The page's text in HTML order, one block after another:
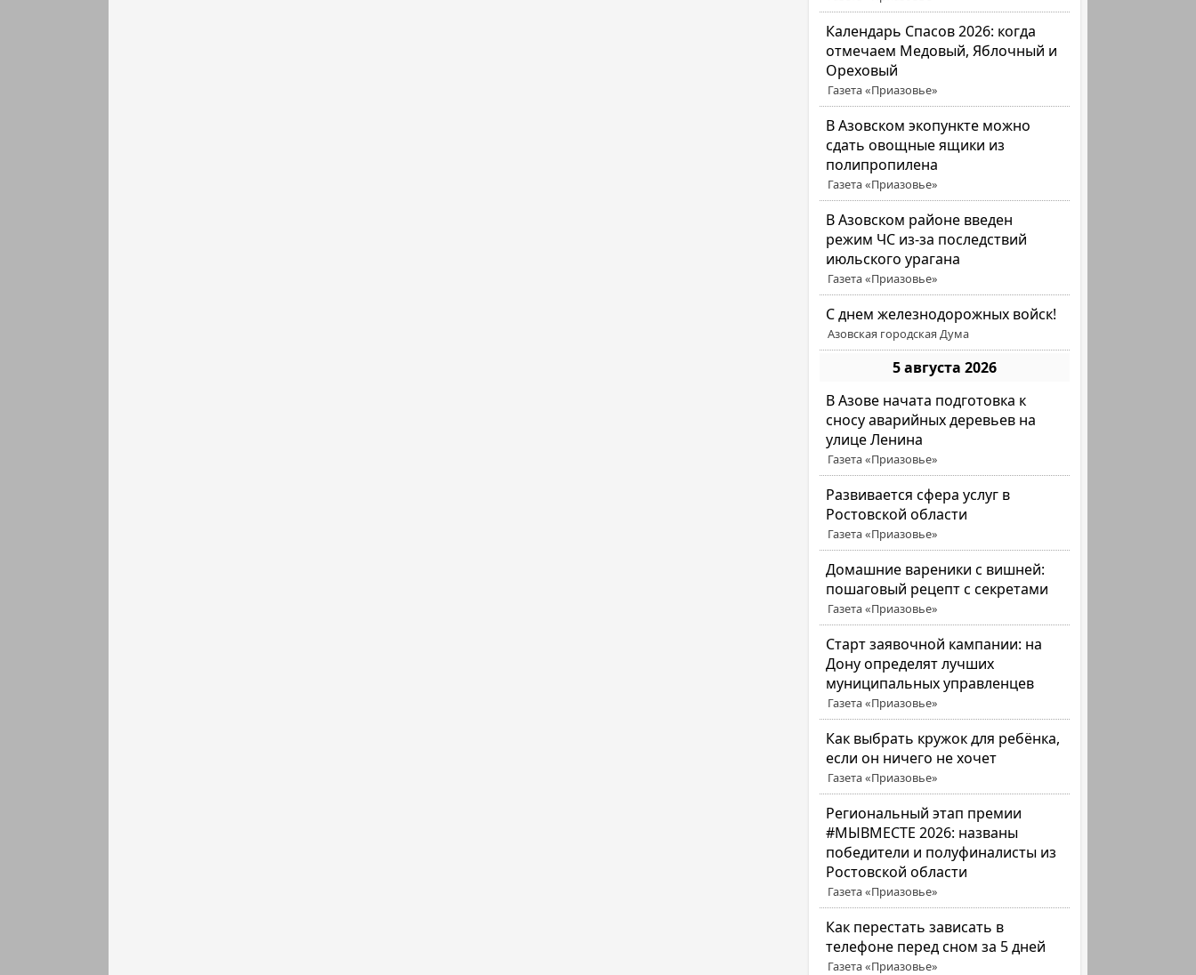
Календарь Спасов 2026: когда
отмечаем Медовый, Яблочный и
Ореховый
Газета «Приазовье»
В Азовском экопункте можно
сдать овощные ящики из
полипропилена
Газета «Приазовье»
В Азовском районе введен
режим ЧС из-за последствий
июльского урагана
Газета «Приазовье»
С днем железнодорожных войск!
Азовская городская Дума
5 августа 2026
В Азове начата подготовка к
сносу аварийных деревьев на
улице Ленина
Газета «Приазовье»
Развивается сфера услуг в
Ростовской области
Газета «Приазовье»
Домашние вареники с вишней:
пошаговый рецепт с секретами
Газета «Приазовье»
Старт заявочной кампании: на
Дону определят лучших
муниципальных управленцев
Газета «Приазовье»
Как выбрать кружок для ребёнка,
если он ничего не хочет
Газета «Приазовье»
Региональный этап премии
#МЫВМЕСТЕ 2026: названы
победители и полуфиналисты из
Ростовской области
Газета «Приазовье»
Как перестать зависать в
телефоне перед сном за 5 дней
Газета «Приазовье»